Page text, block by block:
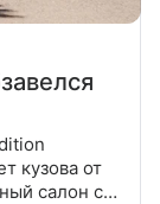
кузова от
салон со